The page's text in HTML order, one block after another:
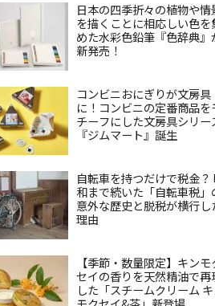
日本の四季折々の植物や情
を描くことに相応しい色を
めた水彩色鉛筆『色辞典』
新発売！
コンビニおにぎりが文房具
に！コンビニの定番商品を
チーフにした文房具シリー
『ジムマート』誕生
自転車を持つだけで税金？
和まで続いた「自転車税」
意外な歴史と脱税が横行し
理由
【季節・数量限定】キンモ
セイの香りを天然精油で再
した「スチームクリーム